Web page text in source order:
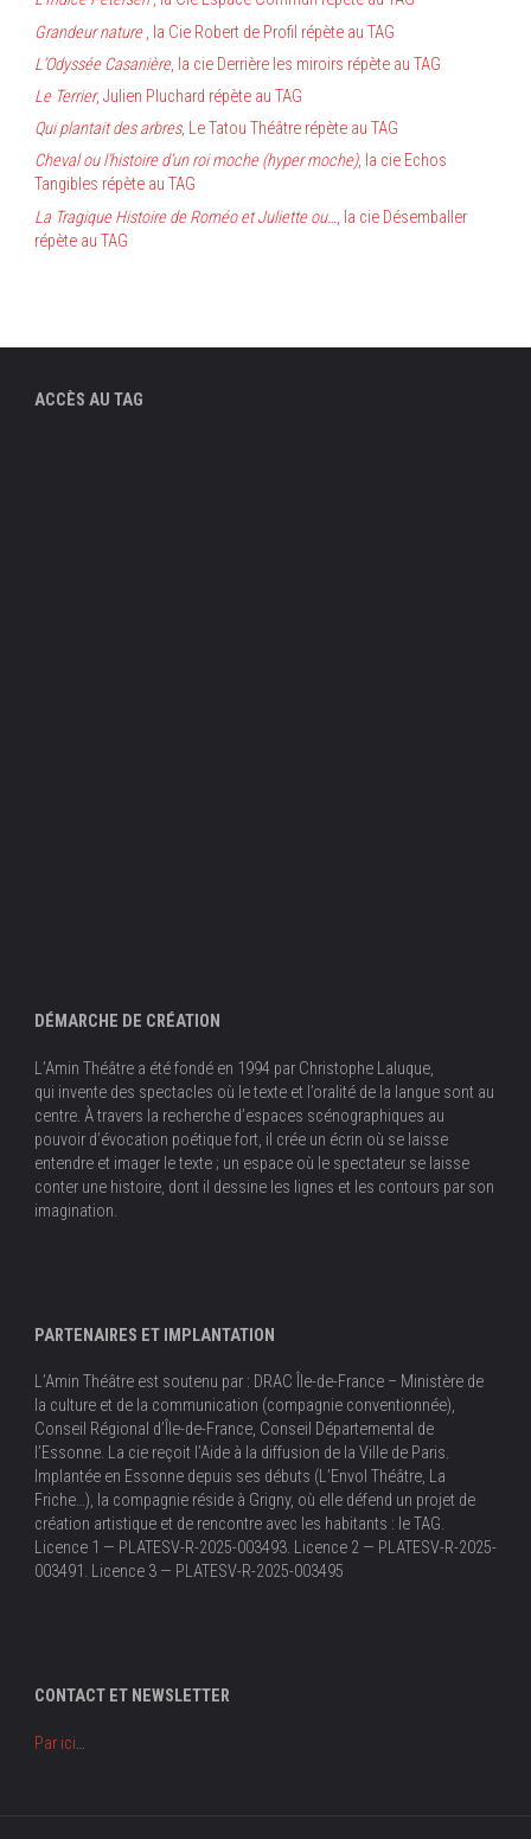
Grandeur nature, la Cie Robert de Profil répète au TAG
L’Odyssée Casanière, la cie Derrière les miroirs répète au TAG
Le Terrier, Julien Pluchard répète au TAG
Qui plantait des arbres, Le Tatou Théâtre répète au TAG
Cheval ou l’histoire d’un roi moche (hyper moche), la cie Echos
Tangibles répète au TAG
La Tragique Histoire de Roméo et Juliette ou…, la cie Désemballer
répète au TAG
ACCÈS AU TAG
DÉMARCHE DE CRÉATION
L’Amin Théâtre a été fondé en 1994 par Christophe Laluque,
qui invente des spectacles où le texte et l’oralité de la langue sont au
centre. À travers la recherche d’espaces scénographiques au
pouvoir d’évocation poétique fort, il crée un écrin où se laisse
entendre et imager le texte ; un espace où le spectateur se laisse
conter une histoire, dont il dessine les lignes et les contours par son
imagination.
PARTENAIRES ET IMPLANTATION
L’Amin Théâtre est soutenu par : DRAC Île-de-France – Ministère de
la culture et de la communication (compagnie conventionnée),
Conseil Régional d’Île-de-France, Conseil Départemental de
l’Essonne. La cie reçoit l’Aide à la diffusion de la Ville de Paris.
Implantée en Essonne depuis ses débuts (L’Envol Théâtre, La
Friche…), la compagnie réside à Grigny, où elle défend un projet de
création artistique et de rencontre avec les habitants : le TAG.
Licence 1 — PLATESV-R-2025-003493. Licence 2 — PLATESV-R-2025-
003491. Licence 3 — PLATESV-R-2025-003495
CONTACT ET NEWSLETTER
Par ici…